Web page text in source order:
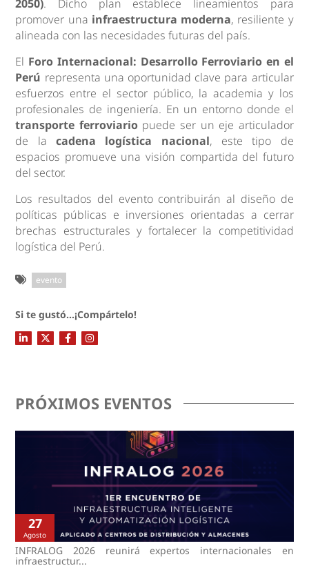
2050). Dicho plan establece lineamientos para
promover una infraestructura moderna, resiliente y
alineada con las necesidades futuras del país.
El Foro Internacional: Desarrollo Ferroviario en el
Perú representa una oportunidad clave para articular
esfuerzos entre el sector público, la academia y los
profesionales de ingeniería. En un entorno donde el
transporte ferroviario puede ser un eje articulador
de lacadena logística nacional, este tipo de
espacios promueve una visión compartida del futuro
del sector.
Los resultados del evento contribuirán al diseño de
políticas públicas e inversiones orientadas a cerrar
brechas estructurales y fortalecer la competitividad
logística del Perú.
evento
Si te gustó...¡Compártelo!
PRÓXIMOS EVENTOS
27
Agosto
INFRALOG 2026 reunirá expertos internacionales en
infraestructur...